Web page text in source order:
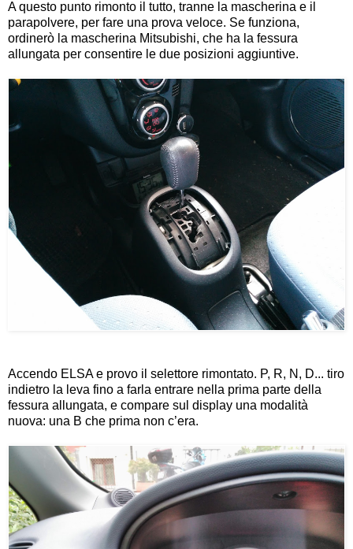
A questo punto rimonto il tutto, tranne la mascherina e il
parapolvere, per fare una prova veloce. Se funziona,
ordinerò la mascherina Mitsubishi, che ha la fessura
allungata per consentire le due posizioni aggiuntive.
Accendo ELSA e provo il selettore rimontato. P, R, N, D... tiro
indietro la leva fino a farla entrare nella prima parte della
fessura allungata, e compare sul display una modalità
nuova: una B che prima non c’era.